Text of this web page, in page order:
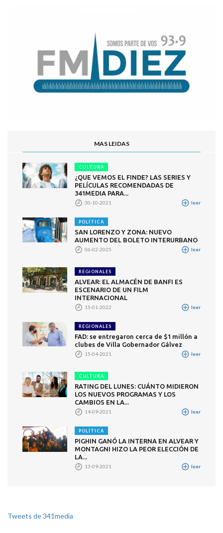
MAS LEIDAS
CULTURA
¿QUE VEMOS EL FINDE? LAS SERIES Y
PELÍCULAS RECOMENDADAS DE
341MEDIA PARA...
30-10-2021 leer
POLÍTICA
SAN LORENZO Y ZONA: NUEVO
AUMENTO DEL BOLETO INTERURBANO
06-02-2025 leer
REGIONALES
ALVEAR: EL ALMACÉN DE BANFI ES
ESCENARIO DE UN FILM
INTERNACIONAL
15-01-2022 leer
REGIONALES
FAD: se entregaron cerca de $1 millón a
clubes de Villa Gobernador Gálvez
15-04-2021 leer
CULTURA
RATING DEL LUNES: CUÁNTO MIDIERON
LOS NUEVOS PROGRAMAS Y LOS
CAMBIOS EN LA...
14-09-2021 leer
POLÍTICA
PIGHIN GANÓ LA INTERNA EN ALVEAR Y
MONTAGNI HIZO LA PEOR ELECCIÓN DE
LA...
13-09-2021 leer
Tweets de 341media